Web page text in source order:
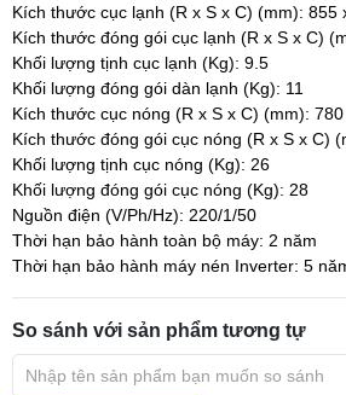
Kích thước cục lạnh (R x S x C) (mm): 855
Kích thước đóng gói cục lạnh (R x S x C)
Khối lượng tịnh cục lạnh (Kg): 9.5
Khối lượng đóng gói dàn lạnh (Kg): 11
Kích thước cục nóng (R x S x C) (mm): 780
Kích thước đóng gói cục nóng (R x S x C)
Khối lượng tịnh cục nóng (Kg): 26
Khối lượng đóng gói cục nóng (Kg): 28
Nguồn điện (V/Ph/Hz): 220/1/50
Thời hạn bảo hành toàn bộ máy: 2 năm
Thời hạn bảo hành máy nén Inverter: 5
So sánh với sản phẩm tương tự